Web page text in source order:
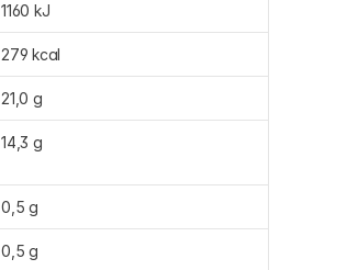
1160 kJ
279 kcal
21,0 g
14,3 g
0,5 g
0,5 g